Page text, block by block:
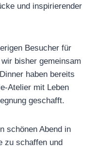
und inspirierender
Besucher für
bisher gemeinsam
haben bereits
Atelier mit Leben
geschafft.
schönen Abend in
zu schaffen und